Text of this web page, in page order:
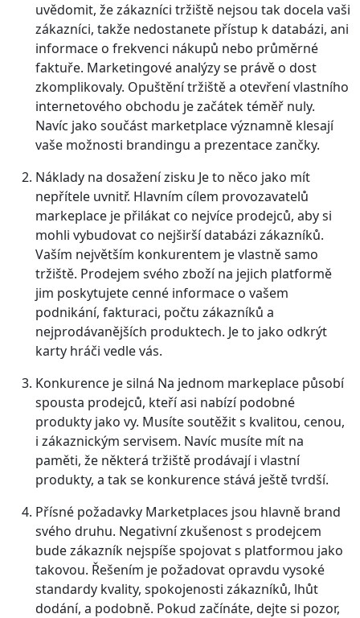
uvědomit, že zákazníci tržiště nejsou tak docela vaši
zákazníci, takže nedostanete přístup k databázi, ani
informace o frekvenci nákupů nebo průměrné
faktuře. Marketingové analýzy se právě o dost
zkomplikovaly. Opuštění tržiště a otevření vlastního
internetového obchodu je začátek téměř nuly.
Navíc jako součást marketplace významně klesají
vaše možnosti brandingu a prezentace zančky.
Náklady na dosažení zisku Je to něco jako mít
nepřítele uvnitř. Hlavním cílem provozavatelů
markeplace je přilákat co nejvíce prodejců, aby si
mohli vybudovat co nejširší databázi zákazníků.
Vaším největším konkurentem je vlastně samo
tržiště. Prodejem svého zboží na jejich platformě
jim poskytujete cenné informace o vašem
podnikání, fakturaci, počtu zákazníků a
nejprodávanějších produktech. Je to jako odkrýt
karty hráči vedle vás.
Konkurence je silná Na jednom markeplace působí
spousta prodejců, kteří asi nabízí podobné
produkty jako vy. Musíte soutěžit s kvalitou, cenou,
i zákaznickým servisem. Navíc musíte mít na
paměti, že některá tržiště prodávají i vlastní
produkty, a tak se konkurence stává ještě tvrdší.
Přísné požadavky Marketplaces jsou hlavně brand
svého druhu. Negativní zkušenost s prodejcem
bude zákazník nejspíše spojovat s platformou jako
takovou. Řešením je požadovat opravdu vysoké
standardy kvality, spokojenosti zákazníků, lhůt
dodání, a podobně. Pokud začínáte, dejte si pozor,